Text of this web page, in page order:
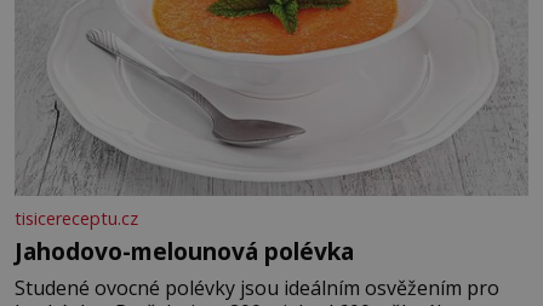
tisicereceptu.cz
Jahodovo-melounová polévka
Studené ovocné polévky jsou ideálním osvěžením pro